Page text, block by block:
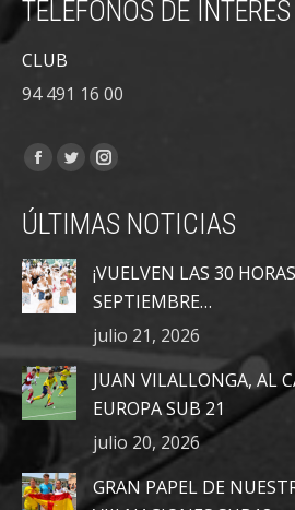
TÉLEFONOS DE INTERÉS
CLUB
94 491 16 00
Encuéntranos en:
Facebook
opens
in
new
window
Twitter
opens
in
new
window
Instagram
opens
new
window
ÚLTIMAS NOTICIAS
¡VUELVEN LAS 30
SEPTIEMBRE…
julio 21, 2026
JUAN VILALLONGA, AL
EUROPA SUB 21
julio 20, 2026
GRAN PAPEL DE